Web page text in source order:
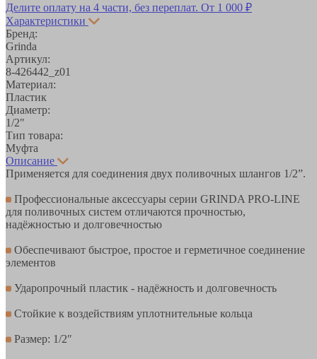
Делите оплату на 4 части, без переплат. От 1 000 ₽
Характеристики
Бренд:
Grinda
Артикул:
8-426442_z01
Материал:
Пластик
Диаметр:
1/2"
Тип товара:
Муфта
Описание
Применяется для соединения двух поливочных шлангов 1/2”.
Профессиональные аксессуары серии GRINDA PRO-LINE
для поливочных систем отличаются прочностью,
надёжностью и долговечностью
Обеспечивают быстрое, простое и герметичное соединение
элементов
Ударопрочный пластик - надёжность и долговечность
Стойкие к воздействиям уплотнительные кольца
Размер: 1/2″